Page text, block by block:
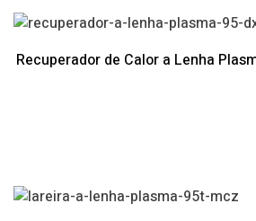
Recuperador de Calor a Lenha